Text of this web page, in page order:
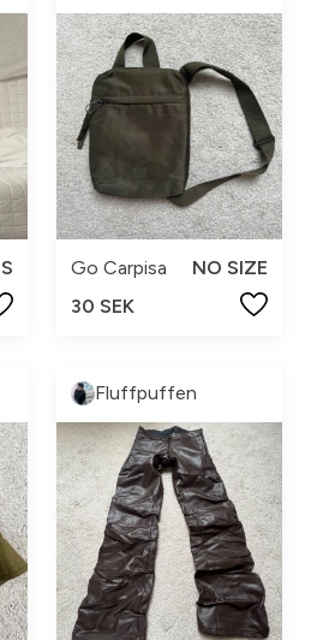
S
Go Carpisa
NO SIZE
30 SEK
Fluffpuffen